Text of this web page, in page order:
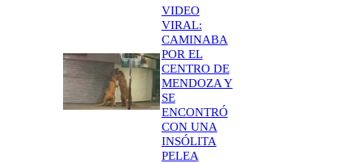
VIDEO
VIRAL:
CAMINABA
POR EL
CENTRO DE
MENDOZA Y
SE
ENCONTRÓ
CON UNA
INSÓLITA
PELEA